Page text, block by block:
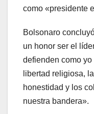
como «presidente
Bolsonaro
un honor ser el
defienden como
libertad religiosa,
honestidad y los
nuestra bandera».